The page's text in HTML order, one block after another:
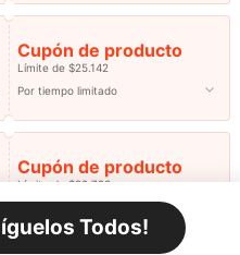
Bloom
Cupón de producto
Límite de $25.142
Por tiempo limitado
Cupón de producto
Límite de $29.798
Todos!